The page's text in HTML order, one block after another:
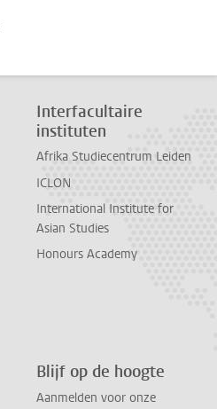
Interfacultaire
instituten
Afrika Studiecentrum Leiden
ICLON
International Institute for
Asian Studies
Honours Academy
Blijf op de hoogte
Aanmelden voor onze